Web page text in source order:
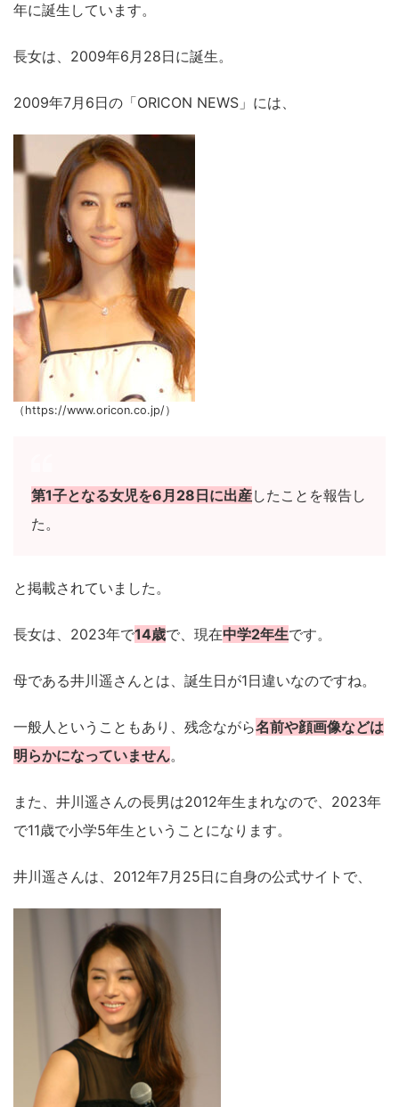
年に誕生しています。
長女は、2009年6月28日に誕生。
2009年7月6日の「ORICON NEWS」には、
（https://www.oricon.co.jp/）
第1子となる女児を6月28日に出産したことを報告し
た。
と掲載されていました。
長女は、2023年で14歳で、現在中学2年生です。
母である井川遥さんとは、誕生日が1日違いなのですね。
一般人ということもあり、残念ながら名前や顔画像などは
明らかになっていません。
また、井川遥さんの長男は2012年生まれなので、2023年
で11歳で小学5年生ということになります。
井川遥さんは、2012年7月25日に自身の公式サイトで、